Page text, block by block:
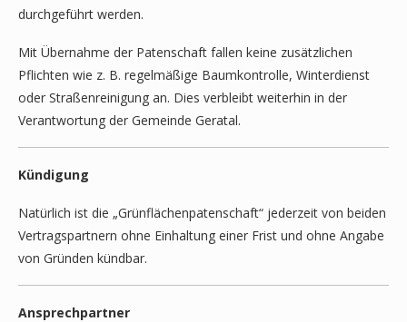
durchgeführt werden.
Mit Übernahme der Patenschaft fallen keine zusätzlichen
Pflichten wie z. B. regelmäßige Baumkontrolle, Winterdienst
oder Straßenreinigung an. Dies verbleibt weiterhin in der
Verantwortung der Gemeinde Geratal.
Kündigung
Natürlich ist die „Grünflächenpatenschaft“ jederzeit von beiden
Vertragspartnern ohne Einhaltung einer Frist und ohne Angabe
von Gründen kündbar.
Ansprechpartner